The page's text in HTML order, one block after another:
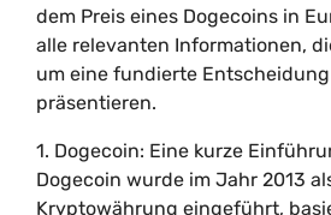
dem Preis eines Dogecoins in
alle relevanten Informationen,
um eine fundierte
präsentieren.
1. Dogecoin: Eine kurze
Dogecoin wurde im Jahr 2013
Kryptowährung eingeführt,